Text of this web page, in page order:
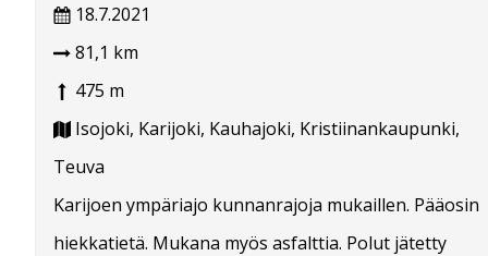
18.7.2021
81,1 km
475 m
Isojoki, Karijoki, Kauhajoki, Kristiinankaupunki,
Teuva
Karijoen ympäriajo kunnanrajoja mukaillen. Pääosin
hiekkatietä. Mukana myös asfalttia. Polut jätetty